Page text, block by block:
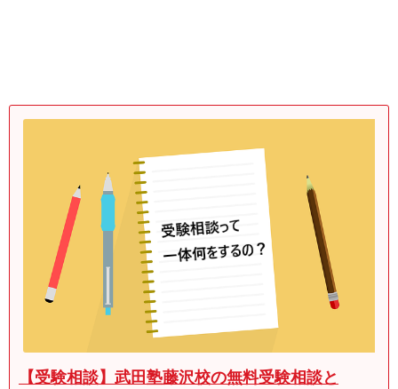
【受験相談】武田塾藤沢校の無料受験相談と